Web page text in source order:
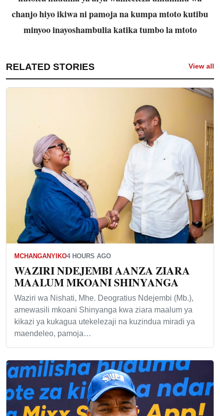
chanjo hiyo ikiwa ni pamoja na kumpa mtoto kutibu
minyoo inayoshambulia katika tumbo la mtoto
RELATED STORIES View all
MCHANGANYIKO4 HOURS AGO
WAZIRI NDEJEMBI AANZA ZIARA
MAALUM MKOANI SHINYANGA
Waziri wa Nishati, Mhe. Deogratius Ndejembi (Mb.),
amewasili mkoani Shinyanga kwa ziara maalum ya
kikazi ya kukagua utekelezaji na kuzindua miradi ya
maendeleo, pamoja…